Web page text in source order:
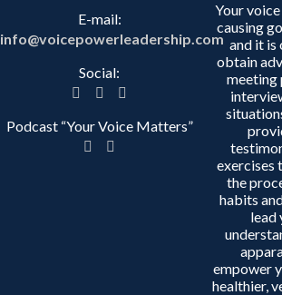
E-mail:
info@voicepowerleadership.com
Social:
Podcast “Your Voice Matters”
Your
causing
and it is
obtain
meeting
exercises
the
habits
lead
empower
healthier,